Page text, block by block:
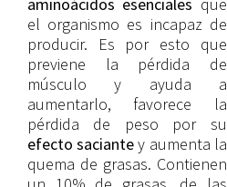
aminoácidos esenciales que
el organismo es incapaz de
producir. Es por esto que
previene la pérdida de
músculo y ayuda a
aumentarlo, favorece la
pérdida de peso por su
efecto saciantey aumenta la
quema de grasas. Contienen